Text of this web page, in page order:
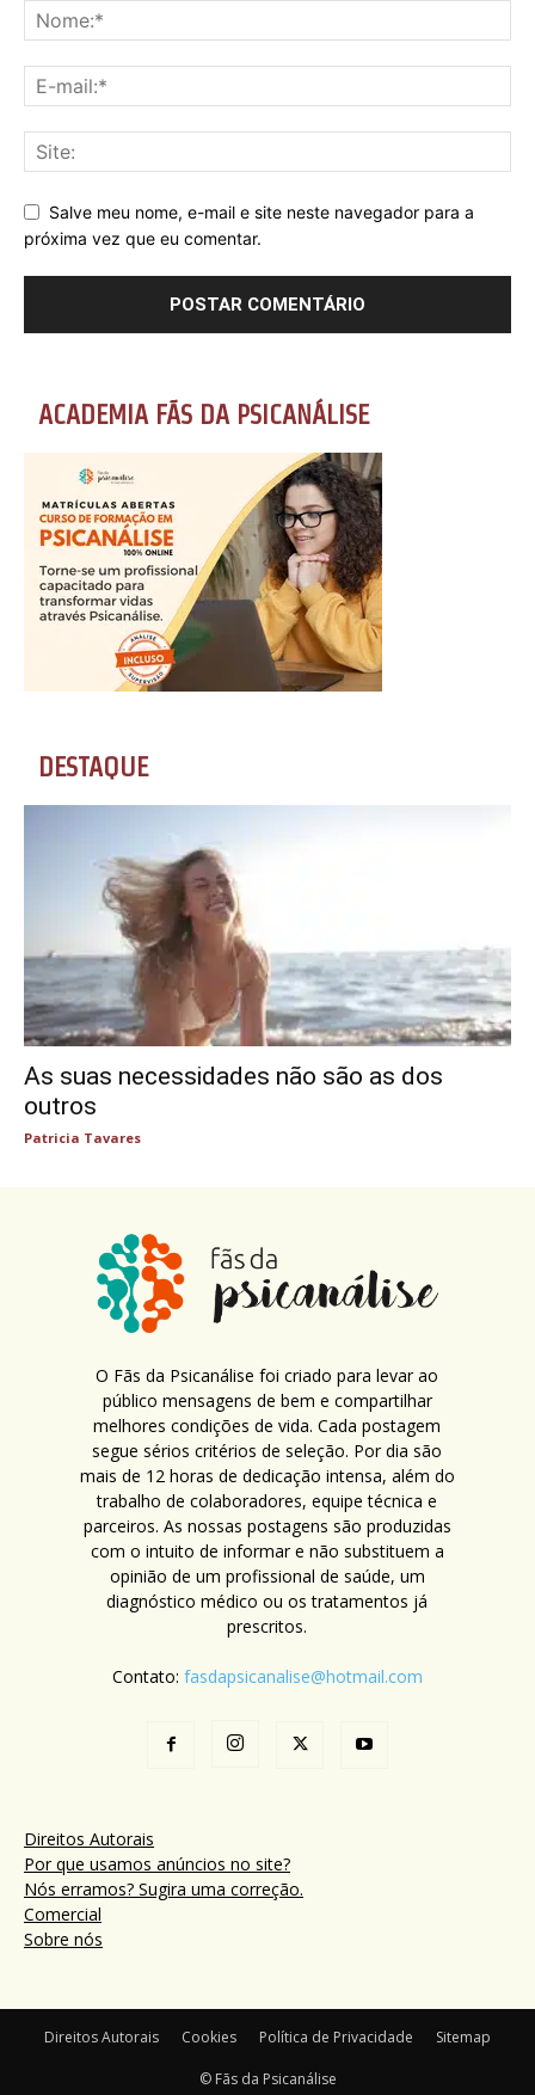
Salve meu nome, e-mail e site neste navegador para a
próxima vez que eu comentar.
ACADEMIA FÃS DA PSICANÁLISE
DESTAQUE
As suas necessidades não são as dos
outros
Patricia Tavares
O Fãs da Psicanálise foi criado para levar ao
público mensagens de bem e compartilhar
melhores condições de vida. Cada postagem
segue sérios critérios de seleção. Por dia são
mais de 12 horas de dedicação intensa, além do
trabalho de colaboradores, equipe técnica e
parceiros. As nossas postagens são produzidas
com o intuito de informar e não substituem a
opinião de um profissional de saúde, um
diagnóstico médico ou os tratamentos já
prescritos.
Contato: fasdapsicanalise@hotmail.com
Direitos Autorais
Por que usamos anúncios no site?
Nós erramos? Sugira uma correção.
Comercial
Sobre nós
Direitos Autorais Cookies Política de Privacidade Sitemap
© Fãs da Psicanálise